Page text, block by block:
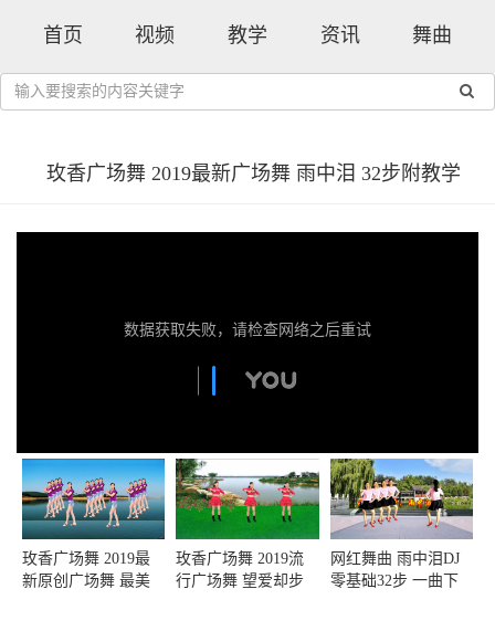
首页 视频 教学 资讯 舞曲
玫香广场舞 2019最新广场舞 雨中泪 32步附教学
数据获取失败，请检查网络之后重试
玫香广场舞 2019最
新原创广场舞 最美
玫香广场舞 2019流
行广场舞 望爱却步
网红舞曲 雨中泪DJ
零基础32步 一曲下